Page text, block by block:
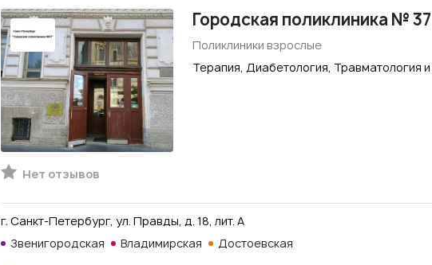
Городская поликлиника № 37
Поликлиники взрослые
Терапия, Диабетология, Травматология
Нет отзывов
г. Санкт-Петербург, ул. Правды, д. 18, лит. А
Звенигородская
Владимирская Достоевская